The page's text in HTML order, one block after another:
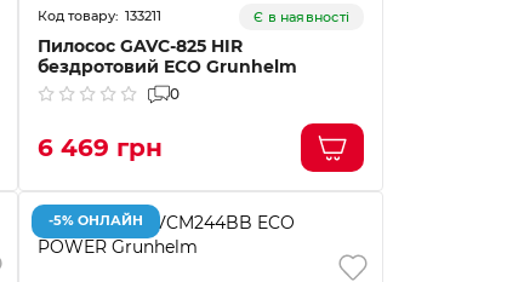
133211 Є в наявності
Пилосос GAVC-825 HIR
бездротовий ECO Grunhelm
0
6 469 грн
-5% ОНЛАЙН